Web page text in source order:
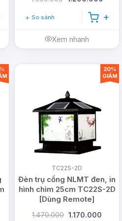
là nhà có trẻ em hay chạy
chọn hợp lí.
So sánh
Xem nhanh
TC22S-2D
Đèn trụ cổng NLMT đen, in
hình chìm 25cm TC22S-2D
[Dùng Remote]
1.470.000 1.170.000
20%
GIẢM